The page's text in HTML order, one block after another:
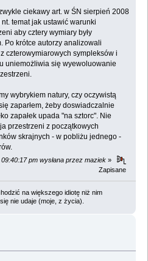
ciekawy art. w ŚN sierpień 2008
temat jak ustawić warunki
aby cztery wymiary były
Po krótce autorzy analizowali
czterowymiarowych sympleksów i
uniemożliwia się wyewoluowanie
wybrykiem natury, czy oczywistą
zaparłem, żeby doswiadczalnie
zapałek upada "na sztorc". Nie
przestrzeni z początkowych
skrajnych - w pobliżu jednego -
pm wysłana przez maziek »
Zapisane
na większego idiotę niż nim
nie udaje (moje, z życia).